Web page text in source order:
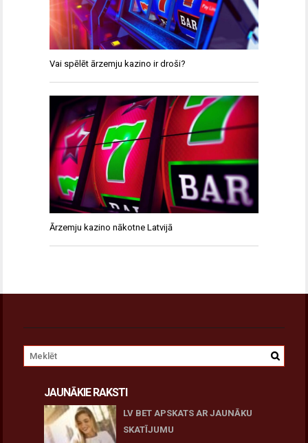
Vai spēlēt ārzemju kazino ir droši?
Ārzemju kazino nākotne Latvijā
JAUNĀKIE RAKSTI
LV BET APSKATS AR JAUNĀKU
SKATĪJUMU